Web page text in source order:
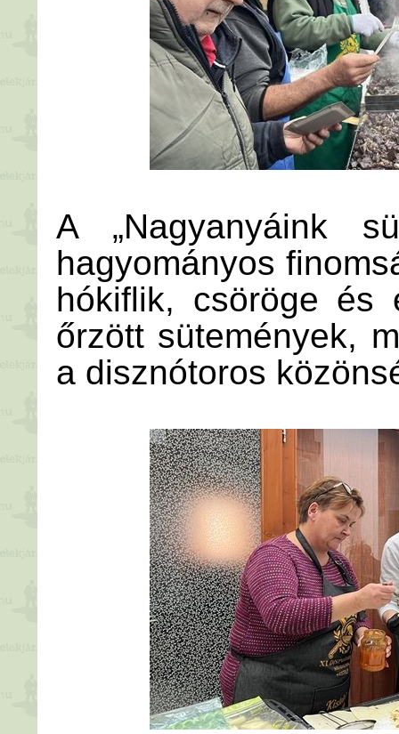
A „Nagyanyáink
hagyományos
hókiflik, csöröge és
őrzött sütemények,
a disznótoros